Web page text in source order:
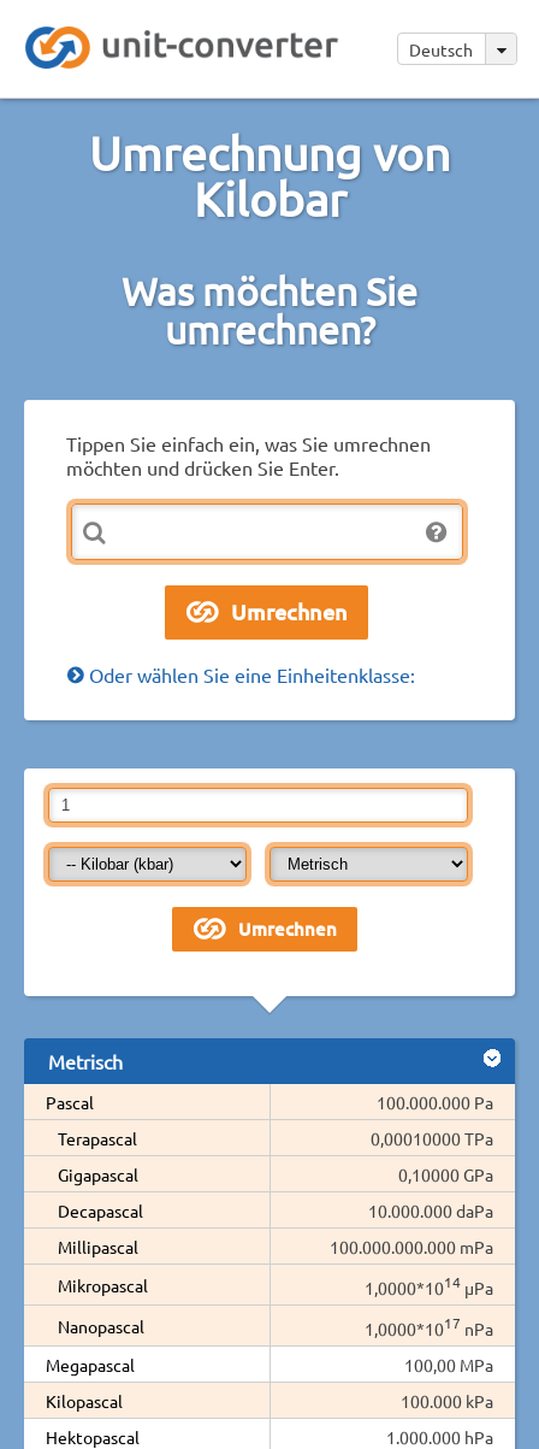
Deutsch
Umrechnung von
Kilobar
Was möchten Sie
umrechnen?
Tippen Sie einfach ein, was Sie umrechnen
möchten und drücken Sie Enter.
Oder wählen Sie eine Einheitenklasse:
Metrisch
Pascal
100.000.000 Pa
Terapascal
0,00010000 TPa
Gigapascal
0,10000 GPa
Decapascal
10.000.000 daPa
Millipascal
100.000.000.000 mPa
Mikropascal
1,0000*1014 µPa
Nanopascal
1,0000*1017 nPa
Megapascal
100,00 MPa
Kilopascal
100.000 kPa
Hektopascal
1.000.000 hPa